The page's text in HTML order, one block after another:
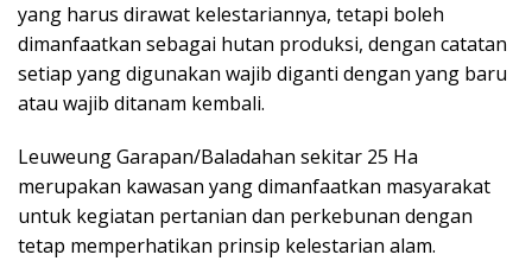
yang harus dirawat kelestariannya, tetapi boleh
dimanfaatkan sebagai hutan produksi, dengan catatan
setiap yang digunakan wajib diganti dengan yang baru
atau wajib ditanam kembali.
Leuweung Garapan/Baladahan sekitar 25 Ha
merupakan kawasan yang dimanfaatkan masyarakat
untuk kegiatan pertanian dan perkebunan dengan
tetap memperhatikan prinsip kelestarian alam.